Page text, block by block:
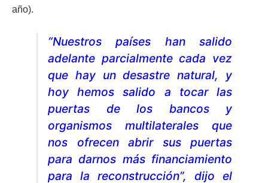
año).
“Nuestros países han salido
adelante parcialmente cada vez
que hay un desastre natural, y
hoy hemos salido a tocar las
puertas de los bancos y
organismos multilaterales que
nos ofrecen abrir sus puertas
para darnos más financiamiento
para la reconstrucción”, dijo el